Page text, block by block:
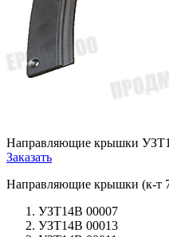
Направляющие крышки
Заказать
Направляющие крышки (к-т
УЗТ14В 00007
УЗТ14В 00013